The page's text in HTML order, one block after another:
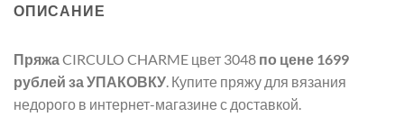
ОПИСАНИЕ
Пряжа CIRCULO CHARME цвет 3048 по цене 1699
рублей за УПАКОВКУ . Купите пряжу для вязания
недорого в интернет-магазине с доставкой.